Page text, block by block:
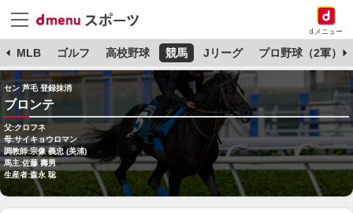
dメニュー
MLB ゴルフ 高校野球 競馬 Jリーグ プロ野球（2軍）
セン 芦毛 登録抹消
ブロンテ
父:クロフネ
母:サイキョウロマン
調教師:宗像 義忠 (美浦)
馬主:佐藤 壽男
生産者:森永 聡